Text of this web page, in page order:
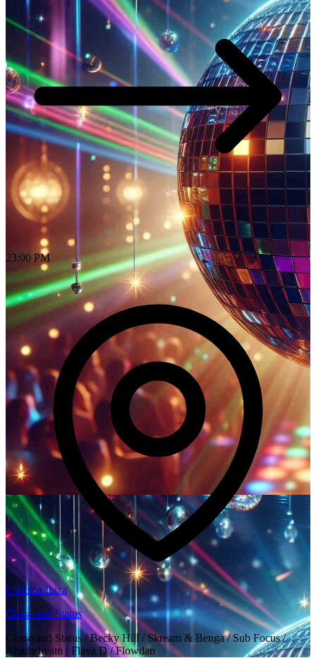
23:00 PM
Ushuaïa Ibiza
Chase and Status
Chase and Status / Becky Hill / Skream & Benga / Sub Focus /
Ahadadream / Flava D / Flowdan